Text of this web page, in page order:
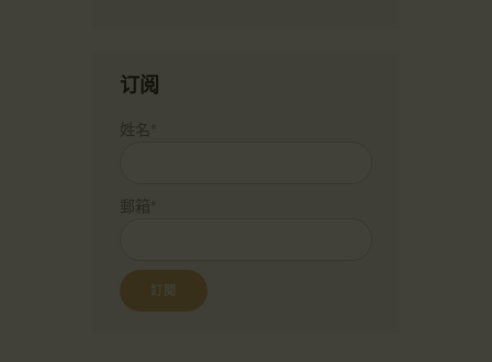
订阅
姓名*
郵箱*